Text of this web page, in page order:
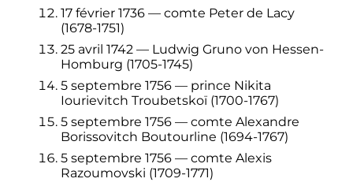
17 février 1736— comte Peter de Lacy
(1678-1751)
25 avril 1742— Ludwig Gruno von Hessen-
Homburg (1705-1745)
5 septembre 1756— prince Nikita
Iourievitch Troubetskoï (1700-1767)
5 septembre 1756— comte Alexandre
Borissovitch Boutourline (1694-1767)
5 septembre 1756— comte Alexis
Razoumovski (1709-1771)